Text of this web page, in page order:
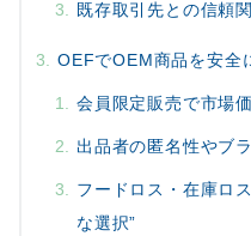
既存取引先との信頼
OEFでOEM商品を安全
会員限定販売で市場
出品者の匿名性やブ
フードロス・在庫ロ
な選択”